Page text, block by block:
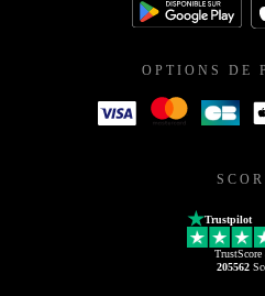
OPTIONS DE
Trustpilot
TrustScore
205562